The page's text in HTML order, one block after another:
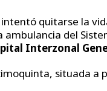
quitarse la
del
Interzonal
situada